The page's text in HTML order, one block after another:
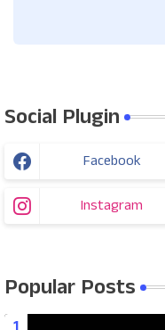
Social Plugin
Facebook
Instagram
Popular Posts